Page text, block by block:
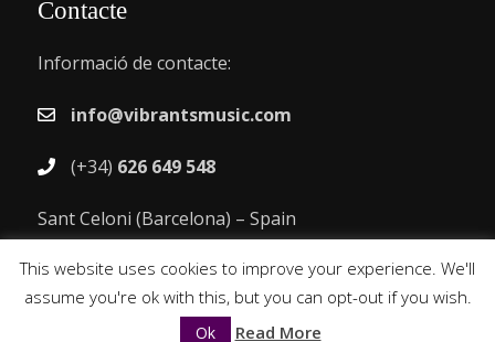
Contacte
Informació de contacte:
info@vibrantsmusic.com
(+34) 626 649 548
Sant Celoni (Barcelona) – Spain
VIBRANTS MUSIC © 2026 All rights reserved ®
This website uses cookies to improve your experience. We'll
assume you're ok with this, but you can opt-out if you wish.
Ok Read More